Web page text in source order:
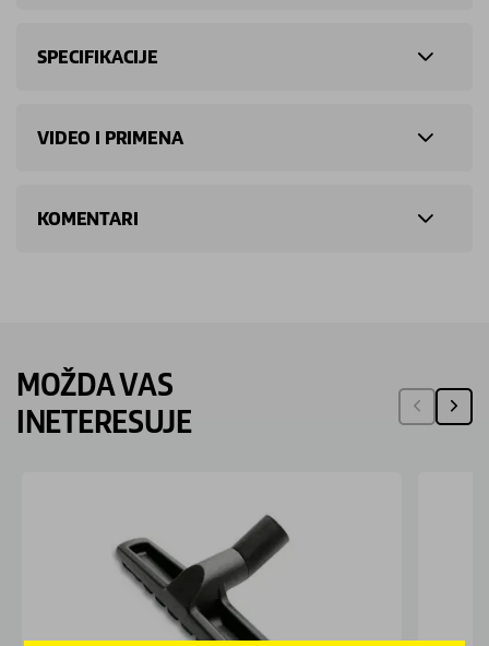
SPECIFIKACIJE
VIDEO I PRIMENA
KOMENTARI
MOŽDA VAS
INETERESUJE